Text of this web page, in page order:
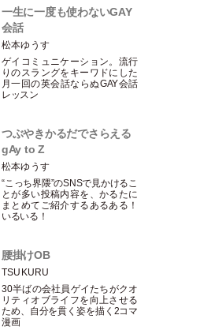
一生に一度も使わないGAY
会話
松本ゆうす
ゲイコミュニケーション。流行
りのスラングをキーワドにした
月一回の英会話ならぬGAY会話
レッスン
つぶやきかるだでさらえる
gAy to Z
松本ゆうす
“こっち界隈”のSNSで見かけるこ
とが多い投稿内容を、かるたに
まとめてご紹介するあるある！
いるいる！
腰掛けOB
TSUKURU
30半ばの会社員ゲイたちがクオ
リティオブライフを向上させる
ため、自分を貫く姿を描く2コマ
漫画